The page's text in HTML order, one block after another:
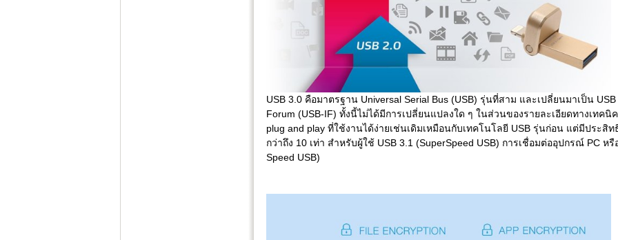
USB 3.0 คือมาตรฐาน Universal Serial Bus (USB) รุ่นที่สาม และเปลี่ยนมาเป็น
Forum (USB-IF) ทั้งนี้ไม่ได้มีการเปลี่ยนแปลงใด ๆ ในส่วนของรายละเอียดทางเทคนิ
plug and play ที่ใช้งานได้ง่ายเช่นเดิมเหมือนกับเทคโนโลยี USB รุ่นก่อน แต่มีประสิ
กว่าถึง 10 เท่า สำหรับผู้ใช้ USB 3.1 (SuperSpeed USB) การเชื่อมต่ออุปกรณ์ PC ห
Speed USB)